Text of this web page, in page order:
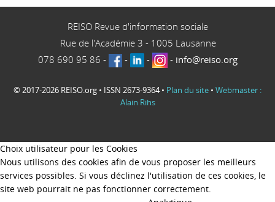
REISO Revue d'information sociale
Rue de l'Académie 3 - 1005 Lausanne
078 690 95 86 - - - - info@reiso.org
© 2017-2026 REISO.org • ISSN 2673-9364 • Plan du site • Webmaster :
Alain Rihs
Choix utilisateur pour les Cookies
Nous utilisons des cookies afin de vous proposer les meilleurs
services possibles. Si vous déclinez l'utilisation de ces cookies, le
site web pourrait ne pas fonctionner correctement.